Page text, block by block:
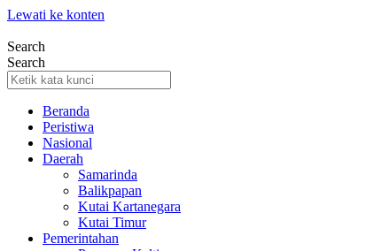
Lewati ke konten
Search
Search
Beranda
Peristiwa
Nasional
Daerah
Samarinda
Balikpapan
Kutai Kartanegara
Kutai Timur
Pemerintahan